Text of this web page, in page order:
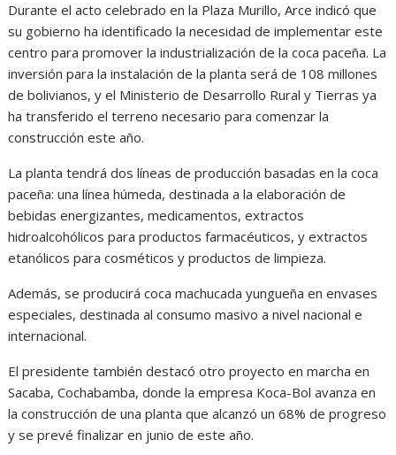
Durante el acto celebrado en la Plaza Murillo, Arce indicó que
su gobierno ha identificado la necesidad de implementar este
centro para promover la industrialización de la coca paceña. La
inversión para la instalación de la planta será de 108 millones
de bolivianos, y el Ministerio de Desarrollo Rural y Tierras ya
ha transferido el terreno necesario para comenzar la
construcción este año.
La planta tendrá dos líneas de producción basadas en la coca
paceña: una línea húmeda, destinada a la elaboración de
bebidas energizantes, medicamentos, extractos
hidroalcohólicos para productos farmacéuticos, y extractos
etanólicos para cosméticos y productos de limpieza.
Además, se producirá coca machucada yungueña en envases
especiales, destinada al consumo masivo a nivel nacional e
internacional.
El presidente también destacó otro proyecto en marcha en
Sacaba, Cochabamba, donde la empresa Koca-Bol avanza en
la construcción de una planta que alcanzó un 68% de progreso
y se prevé finalizar en junio de este año.